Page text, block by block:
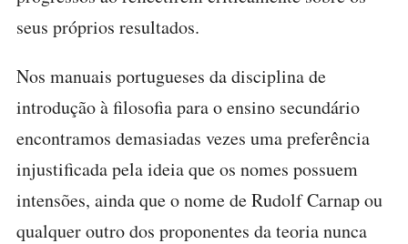
seus próprios resultados.
Nos manuais portugueses da disciplina de
introdução à filosofia para o ensino secundário
encontramos demasiadas vezes uma preferência
injustificada pela ideia que os nomes possuem
intensões, ainda que o nome de Rudolf Carnap ou
qualquer outro dos proponentes da teoria nunca